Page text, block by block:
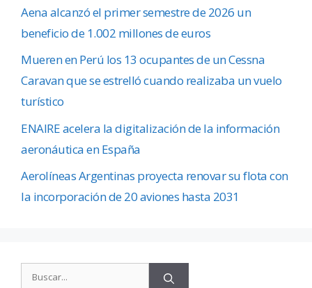
Aena alcanzó el primer semestre de 2026 un
beneficio de 1.002 millones de euros
Mueren en Perú los 13 ocupantes de un Cessna
Caravan que se estrelló cuando realizaba un vuelo
turístico
ENAIRE acelera la digitalización de la información
aeronáutica en España
Aerolíneas Argentinas proyecta renovar su flota con
la incorporación de 20 aviones hasta 2031